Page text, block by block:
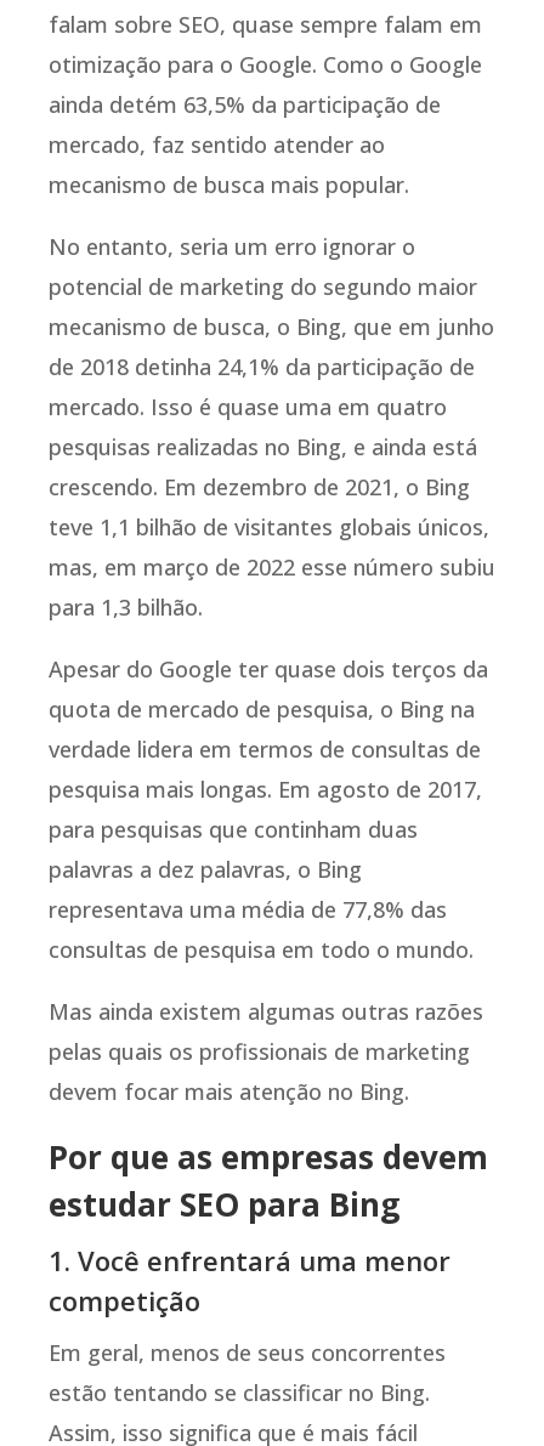
falam sobre SEO, quase sempre falam em
otimização para o Google. Como o Google
ainda detém 63,5% da participação de
mercado, faz sentido atender ao
mecanismo de busca mais popular.
No entanto, seria um erro ignorar o
potencial de marketing do segundo maior
mecanismo de busca, o Bing, que em junho
de 2018 detinha 24,1% da participação de
mercado. Isso é quase uma em quatro
pesquisas realizadas no Bing, e ainda está
crescendo. Em dezembro de 2021, o Bing
teve 1,1 bilhão de visitantes globais únicos,
mas, em março de 2022 esse número subiu
para 1,3 bilhão.
Apesar do Google ter quase dois terços da
quota de mercado de pesquisa, o Bing na
verdade lidera em termos de consultas de
pesquisa mais longas. Em agosto de 2017,
para pesquisas que continham duas
palavras a dez palavras, o Bing
representava uma média de 77,8% das
consultas de pesquisa em todo o mundo.
Mas ainda existem algumas outras razões
pelas quais os profissionais de marketing
devem focar mais atenção no Bing.
Por que as empresas devem
estudar SEO para Bing
1. Você enfrentará uma menor
competição
Em geral, menos de seus concorrentes
estão tentando se classificar no Bing.
Assim, isso significa que é mais fácil